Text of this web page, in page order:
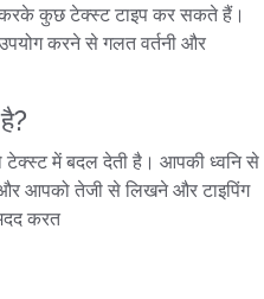
करके कुछ टेक्स्ट टाइप कर सकते हैं।
करने से गलत वर्तनी और
टेक्स्ट में बदल देती है। आपकी ध्वनि से
आपको तेजी से लिखने और टाइपिंग
करत